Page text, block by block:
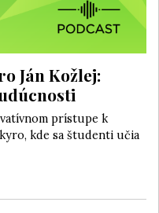
Ján Kožlej:
prístupe k
kde sa študenti učia